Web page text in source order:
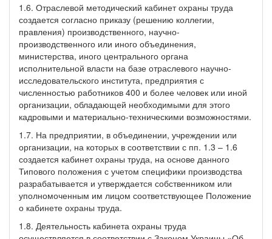
1.6. Отраслевой методический кабинет охраны труда
создается согласно приказу (решению коллегии,
правления) производственного, научно-
производственного или иного объединения,
министерства, иного центрального органа
исполнительной власти на базе отраслевого научно-
исследовательского института, предприятия с
численностью работников 400 и более человек или иной
организации, обладающей необходимыми для этого
кадровыми и материально-техническими возможностями.
1.7. На предприятии, в объединении, учреждении или
организации, на которых в соответствии с пп. 1.3 – 1.6
создается кабинет охраны труда, на основе данного
Типового положения с учетом специфики производства
разрабатывается и утверждается собственником или
уполномоченным им лицом соответствующее Положение
о кабинете охраны труда.
1.8. Деятельность кабинета охраны труда